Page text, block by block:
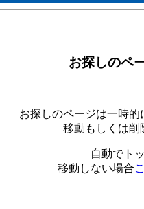
お探しのペ
お探しのページは一時
移動もしくは削
自動でト
移動しない場合